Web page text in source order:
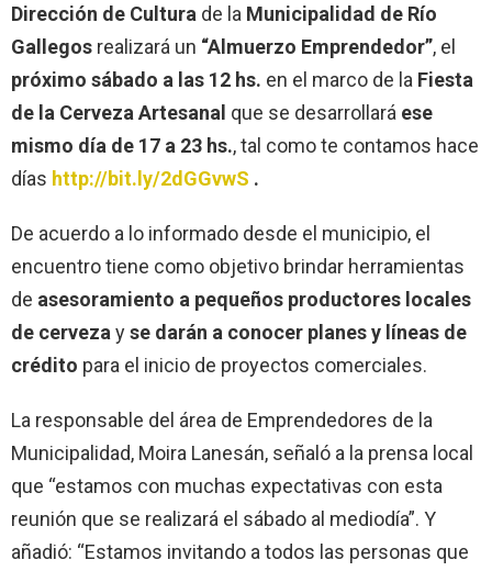
Dirección de Cultura de la Municipalidad de Río
Gallegos realizará un “Almuerzo Emprendedor”, el
próximo sábado a las 12 hs. en el marco de la Fiesta
de la Cerveza Artesanal que se desarrollará ese
mismo día de 17 a 23 hs., tal como te contamos hace
días http://bit.ly/2dGGvwS .
De acuerdo a lo informado desde el municipio, el
encuentro tiene como objetivo brindar herramientas
de asesoramiento a pequeños productores locales
de cerveza yse darán a conocer planes y líneas de
crédito para el inicio de proyectos comerciales.
La responsable del área de Emprendedores de la
Municipalidad, Moira Lanesán, señaló a la prensa local
que “estamos con muchas expectativas con esta
reunión que se realizará el sábado al mediodía”. Y
añadió: “Estamos invitando a todos las personas que